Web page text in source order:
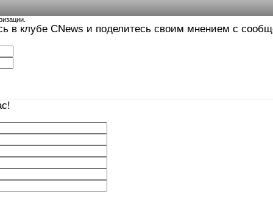
в клубе CNews и поделитесь своим мнением с